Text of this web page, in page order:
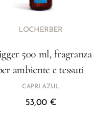
LOCHERBER
500 ml, fragranza
ambiente e tessuti
CAPRI AZUL
53,00 €